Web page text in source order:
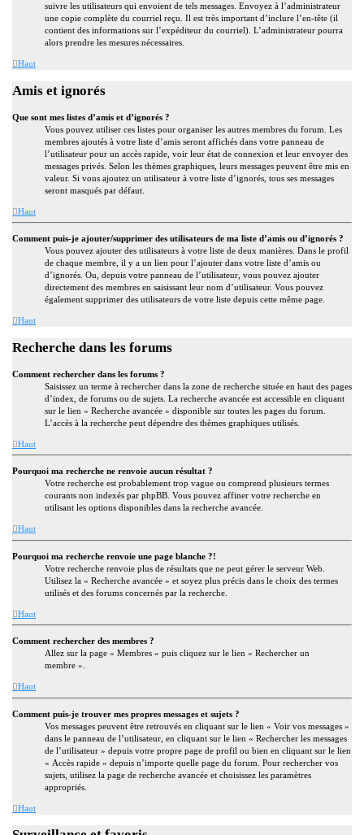
suivre les utilisateurs qui envoient de tels messages. Envoyez à l’administrateur
une copie complète du courriel reçu. Il est très important d’inclure l’en-tête (il
contient des informations sur l’expéditeur du courriel). L’administrateur pourra
alors prendre les mesures nécessaires.
Haut
Amis et ignorés
Que sont mes listes d’amis et d’ignorés ?
Vous pouvez utiliser ces listes pour organiser les autres membres du forum. Les
membres ajoutés à votre liste d’amis seront affichés dans votre panneau de
l’utilisateur pour un accès rapide, voir leur état de connexion et leur envoyer des
messages privés. Selon les thèmes graphiques, leurs messages peuvent être mis en
valeur. Si vous ajoutez un utilisateur à votre liste d’ignorés, tous ses messages
seront masqués par défaut.
Haut
Comment puis-je ajouter/supprimer des utilisateurs de ma liste d’amis ou d’ignorés ?
Vous pouvez ajouter des utilisateurs à votre liste de deux manières. Dans le profil
de chaque membre, il y a un lien pour l’ajouter dans votre liste d’amis ou
d’ignorés. Ou, depuis votre panneau de l’utilisateur, vous pouvez ajouter
directement des membres en saisissant leur nom d’utilisateur. Vous pouvez
également supprimer des utilisateurs de votre liste depuis cette même page.
Haut
Recherche dans les forums
Comment rechercher dans les forums ?
Saisissez un terme à rechercher dans la zone de recherche située en haut des pages
d’index, de forums ou de sujets. La recherche avancée est accessible en cliquant
sur le lien « Recherche avancée » disponible sur toutes les pages du forum.
L’accès à la recherche peut dépendre des thèmes graphiques utilisés.
Haut
Pourquoi ma recherche ne renvoie aucun résultat ?
Votre recherche est probablement trop vague ou comprend plusieurs termes
courants non indexés par phpBB. Vous pouvez affiner votre recherche en
utilisant les options disponibles dans la recherche avancée.
Haut
Pourquoi ma recherche renvoie une page blanche ?!
Votre recherche renvoie plus de résultats que ne peut gérer le serveur Web.
Utilisez la « Recherche avancée » et soyez plus précis dans le choix des termes
utilisés et des forums concernés par la recherche.
Haut
Comment rechercher des membres ?
Allez sur la page « Membres » puis cliquez sur le lien « Rechercher un
membre ».
Haut
Comment puis-je trouver mes propres messages et sujets ?
Vos messages peuvent être retrouvés en cliquant sur le lien « Voir vos messages »
dans le panneau de l’utilisateur, en cliquant sur le lien « Rechercher les messages
de l’utilisateur » depuis votre propre page de profil ou bien en cliquant sur le lien
« Accès rapide » depuis n’importe quelle page du forum. Pour rechercher vos
sujets, utilisez la page de recherche avancée et choisissez les paramètres
appropriés.
Haut